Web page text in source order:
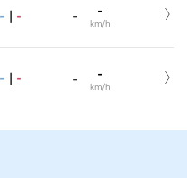
- | - - -
km/h
- | - - -
km/h